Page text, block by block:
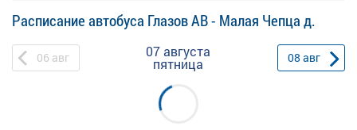
Расписание автобуса Глазов АВ - Малая Чепца д.
06 авг 07 августа
пятница 08 авг